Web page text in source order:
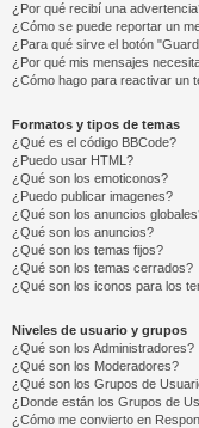
¿Por qué recibí una
¿Cómo se puede reportar un
¿Para qué sirve el botón
¿Por qué mis mensajes
¿Cómo hago para reactivar un
Formatos y tipos de temas
¿Qué es el código BBCode?
¿Puedo usar HTML?
¿Qué son los emoticonos?
¿Puedo publicar imagenes?
¿Qué son los anuncios
¿Qué son los anuncios?
¿Qué son los temas fijos?
¿Qué son los temas cerrados?
¿Qué son los iconos para los
Niveles de usuario y grupos
¿Qué son los Administradores?
¿Qué son los Moderadores?
¿Qué son los Grupos de
¿Donde están los Grupos de
¿Cómo me convierto en